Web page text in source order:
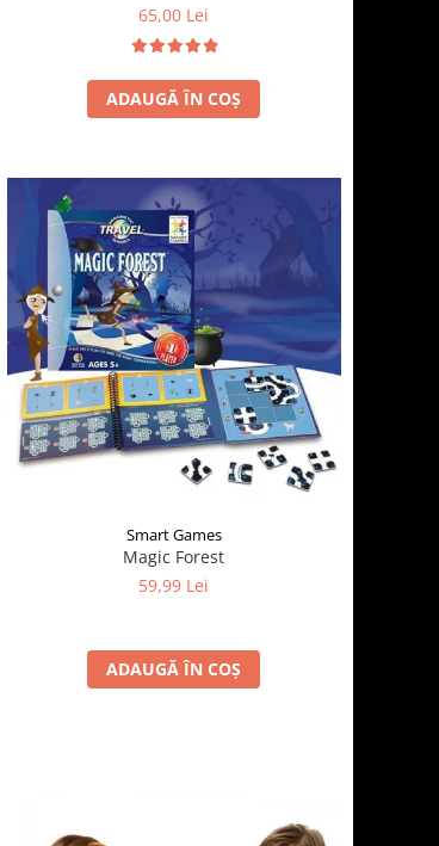
65,00 Lei
ADAUGĂ ÎN COȘ
Smart Games
Magic Forest
59,99 Lei
ADAUGĂ ÎN COȘ